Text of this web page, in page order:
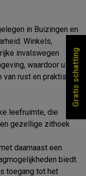
in Buizingen en
Winkels,
invalswegen
waardoor u
van rust en praktisch
leefruimte, die
gezellige zithoek
daarnaast een
biedt.
toegang tot het
Gratis schatting